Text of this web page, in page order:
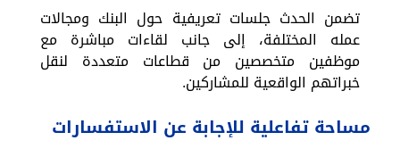
تضمن الحدث جلسات تعريفية حول البنك ومجالات
عمله المختلفة، إلى جانب لقاءات مباشرة مع
موظفين متخصصين من قطاعات متعددة لنقل
خبراتهم الواقعية للمشاركين.
مساحة تفاعلية للإجابة عن الاستفسارات